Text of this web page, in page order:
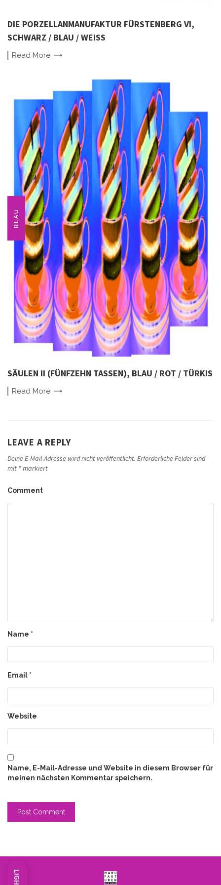
LIGHT
DIE PORZELLANMANUFAKTUR FÜRSTENBERG VI,
SCHWARZ / BLAU / WEISS
Read More
BLAU
SÄULEN II (FÜNFZEHN TASSEN), BLAU / ROT / TÜRKIS
Read More
LEAVE A REPLY
Deine E-Mail-Adresse wird nicht veröffentlicht. Erforderliche Felder sind
mit *markiert
Comment
Name *
Email *
Website
Name, E-Mail-Adresse und Website in diesem Browser für
meinen nächsten Kommentar speichern.